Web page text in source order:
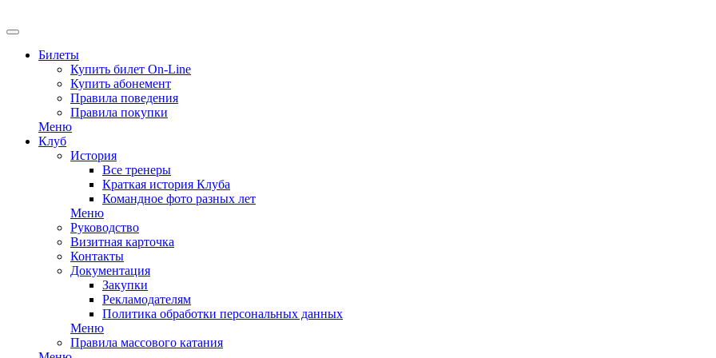
Билеты
Купить билет On-Line
Купить абонемент
Правила поведения
Правила покупки
Меню
Клуб
История
Все тренеры
Краткая история Клуба
Командное фото разных лет
Меню
Руководство
Визитная карточка
Контакты
Документация
Закупки
Рекламодателям
Политика обработки персональных данных
Меню
Правила массового катания